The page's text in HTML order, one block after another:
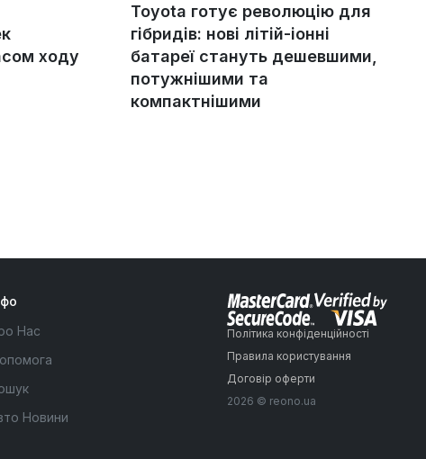
ходу
Toyota готує революцію для
гібридів: нові літій-іонні
батареї стануть дешевшими,
потужнішими та
компактнішими
Нас
Новини
Політика конфіденційності
Правила користування
Договір оферти
2026 © reono.ua